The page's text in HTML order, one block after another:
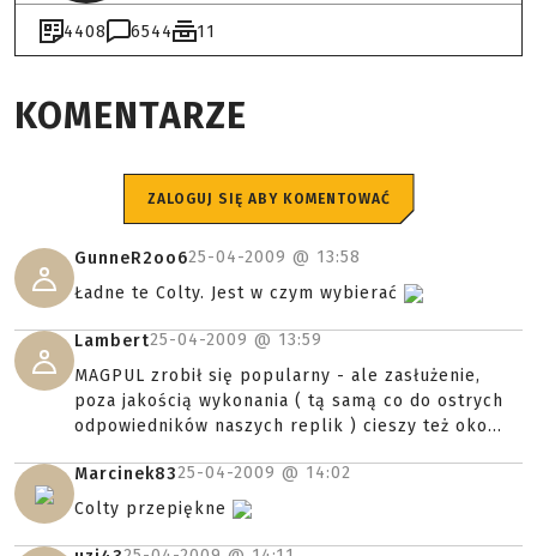
4408 6544 11
KOMENTARZE
ZALOGUJ SIĘ ABY KOMENTOWAĆ
GunneR2oo625-04-2009 @ 13:58
Ładne te Colty. Jest w czym wybierać
Lambert25-04-2009 @ 13:59
MAGPUL zrobił się popularny - ale zasłużenie,
poza jakością wykonania ( tą samą co do ostrych
odpowiedników naszych replik ) cieszy też oko...
Marcinek8325-04-2009 @ 14:02
Colty przepiękne